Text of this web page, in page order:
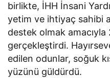
birlikte, İHH İnsani
yetim ve ihtiyaç sahibi
destek olmak amacıyla
gerçekleştirdi.
edilen odunlar, soğuk
yüzünü güldürdü.